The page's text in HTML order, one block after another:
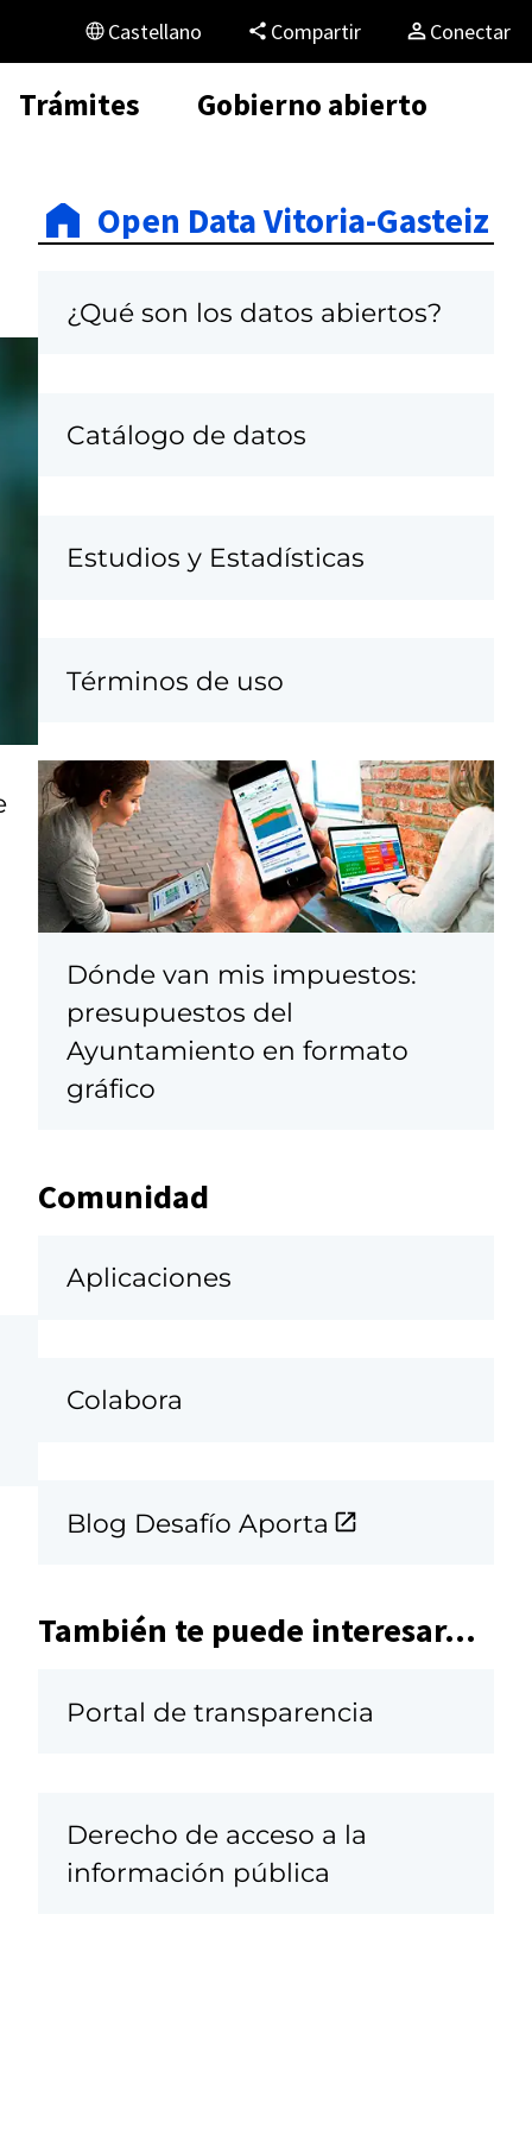
Castellano Compartir Conectar
Trámites Gobierno abierto
Open Data Vitoria-Gasteiz
¿Qué son los datos abiertos?
Catálogo de datos
Estudios y Estadísticas
Términos de uso
Dónde van mis impuestos:
presupuestos del
Ayuntamiento en formato
gráfico
Comunidad
Aplicaciones
Colabora
Blog Desafío Aporta
También te puede interesar...
Portal de transparencia
Derecho de acceso a la
información pública